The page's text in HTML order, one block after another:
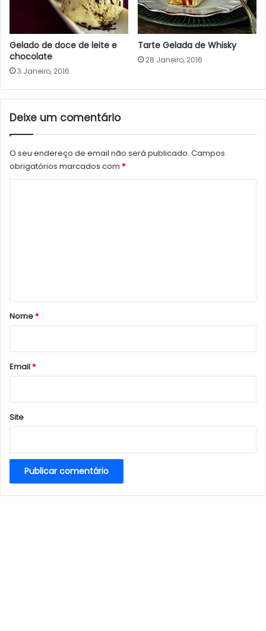
Gelado de doce de leite e
chocolate
3 Janeiro, 2016
Tarte Gelada de Whisky
28 Janeiro, 2016
Deixe um comentário
O seu endereço de email não será publicado. Campos
obrigatórios marcados com *
r
*
Nome*
Email*
Site